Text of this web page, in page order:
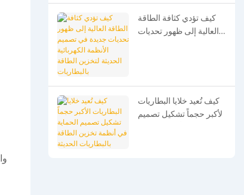
كيف تؤدي كثافة الطاقة
العالية إلى ظهور تحديات
كيف تُعيد خلايا البطاريات
الأكبر حجماً تشكيل تصميم